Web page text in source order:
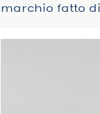
marchio fatto